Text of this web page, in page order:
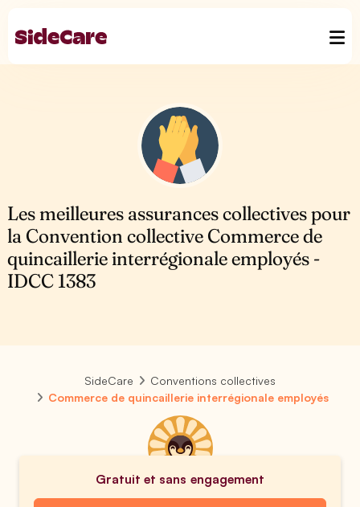
Les meilleures assurances collectives pour
la Convention collective Commerce de
quincaillerie interrégionale employés -
IDCC 1383
SideCare
Conventions collectives
Commerce de quincaillerie interrégionale employés
Gratuit et sans engagement